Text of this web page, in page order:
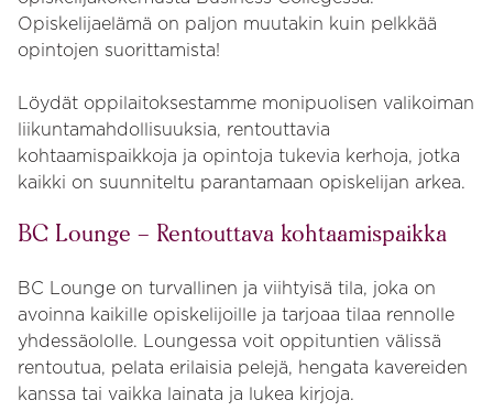
Opiskelijaelämä on paljon muutakin kuin pelkkää
opintojen suorittamista!
Löydät oppilaitoksestamme monipuolisen valikoiman
liikuntamahdollisuuksia, rentouttavia
kohtaamispaikkoja ja opintoja tukevia kerhoja, jotka
kaikki on suunniteltu parantamaan opiskelijan arkea.
BC Lounge – Rentouttava kohtaamispaikka
BC Lounge on turvallinen ja viihtyisä tila, joka on
avoinna kaikille opiskelijoille ja tarjoaa tilaa rennolle
yhdessäololle. Loungessa voit oppituntien välissä
rentoutua, pelata erilaisia pelejä, hengata kavereiden
kanssa tai vaikka lainata ja lukea kirjoja.